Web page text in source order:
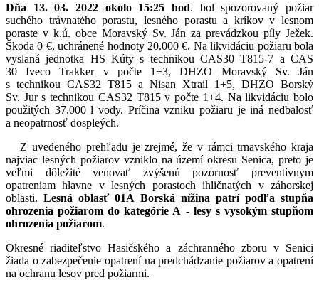
Dňa 13. 03. 2022 okolo 15:25 hod. bol spozorovaný požiar
suchého trávnatého porastu, lesného porastu a kríkov v lesnom
poraste v k.ú. obce Moravský Sv. Ján za prevádzkou píly Ježek.
Škoda 0 €, uchránené hodnoty 20.000 €. Na likvidáciu požiaru bola
vyslaná jednotka HS Kúty s technikou CAS30 T815-7 a CAS
30 Iveco Trakker v počte 1+3, DHZO Moravský Sv. Ján
s technikou CAS32 T815 a Nisan Xtrail 1+5, DHZO Borský
Sv. Jur s technikou CAS32 T815 v počte 1+4. Na likvidáciu bolo
použitých 37.000 l vody. Príčina vzniku požiaru je iná nedbalosť
a neopatrnosť dospleých.
Z uvedeného prehľadu je zrejmé, že v rámci trnavského kraja
najviac lesných požiarov vzniklo na území okresu Senica, preto je
veľmi dôležité venovať zvýšenú pozornosť preventívnym
opatreniam hlavne v lesných porastoch ihličnatých v záhorskej
oblasti.Lesná oblasť 01A Borská nížina patrí podľa stupňa
ohrozenia požiarom do kategórie A - lesy s vysokým stupňom
ohrozenia požiarom.
Okresné riaditeľstvo Hasičského a záchranného zboru v Senici
žiada o zabezpečenie opatrení na predchádzanie požiarov a opatrení
na ochranu lesov pred požiarmi.